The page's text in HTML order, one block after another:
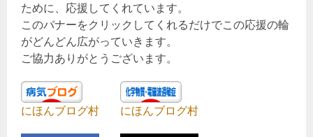
ために、応援してくれています。
このバナーをクリックしてくれるだけでこの応援の輪
がどんどん広がっていきます。
ご協力ありがとうございます。
にほんブログ村 にほんブログ村